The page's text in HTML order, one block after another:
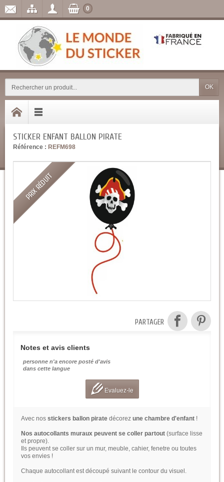
OK
0
STICKER ENFANT BALLON PIRATE
Référence : REFM698
PRIX RÉDUIT
PARTAGER
Notes et avis clients
personne n'a encore posté d'avis
dans cette langue
Evaluez-le
Avec nos stickers ballon pirate décorez une chambre d'enfant !
Nos autocollants muraux peuvent se coller partout (surface lisse
et propre).
Ils peuvent se coller sur un mur, meuble, cahier, fenetre ou toutes
vos envies !
Chaque autocollant est découpé suivant le contour du visuel.